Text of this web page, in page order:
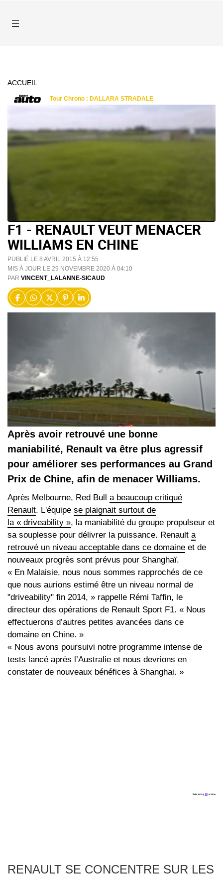
ACCUEIL
F1 - RENAULT VEUT MENACER
WILLIAMS EN CHINE
PUBLIÉ LE 8 AVRIL 2015 À 12:55
MIS À JOUR LE 29 NOVEMBRE 2020 À 04:10
PAR VINCENT_LALANNE-SICAUD
Après avoir retrouvé une bonne
maniabilité, Renault va être plus agressif
pour améliorer ses performances au Grand
Prix de Chine, afin de menacer Williams.
Après Melbourne, Red Bull a beaucoup critiqué
Renault. L'équipe se plaignait surtout de
la « driveability », la maniabilité du groupe propulseur et
sa souplesse pour délivrer la puissance. Renault a
retrouvé un niveau acceptable dans ce domaine et de
nouveaux progrès sont prévus pour Shanghaï.
« En Malaisie, nous nous sommes rapprochés de ce
que nous aurions estimé être un niveau normal de
"driveability" fin 2014, » rappelle Rémi Taffin, le
directeur des opérations de Renault Sport F1. « Nous
effectuerons d’autres petites avancées dans ce
domaine en Chine. »
« Nous avons poursuivi notre programme intense de
tests lancé après l’Australie et nous devrions en
constater de nouveaux bénéfices à Shanghai. »
RENAULT SE CONCENTRE SUR LES